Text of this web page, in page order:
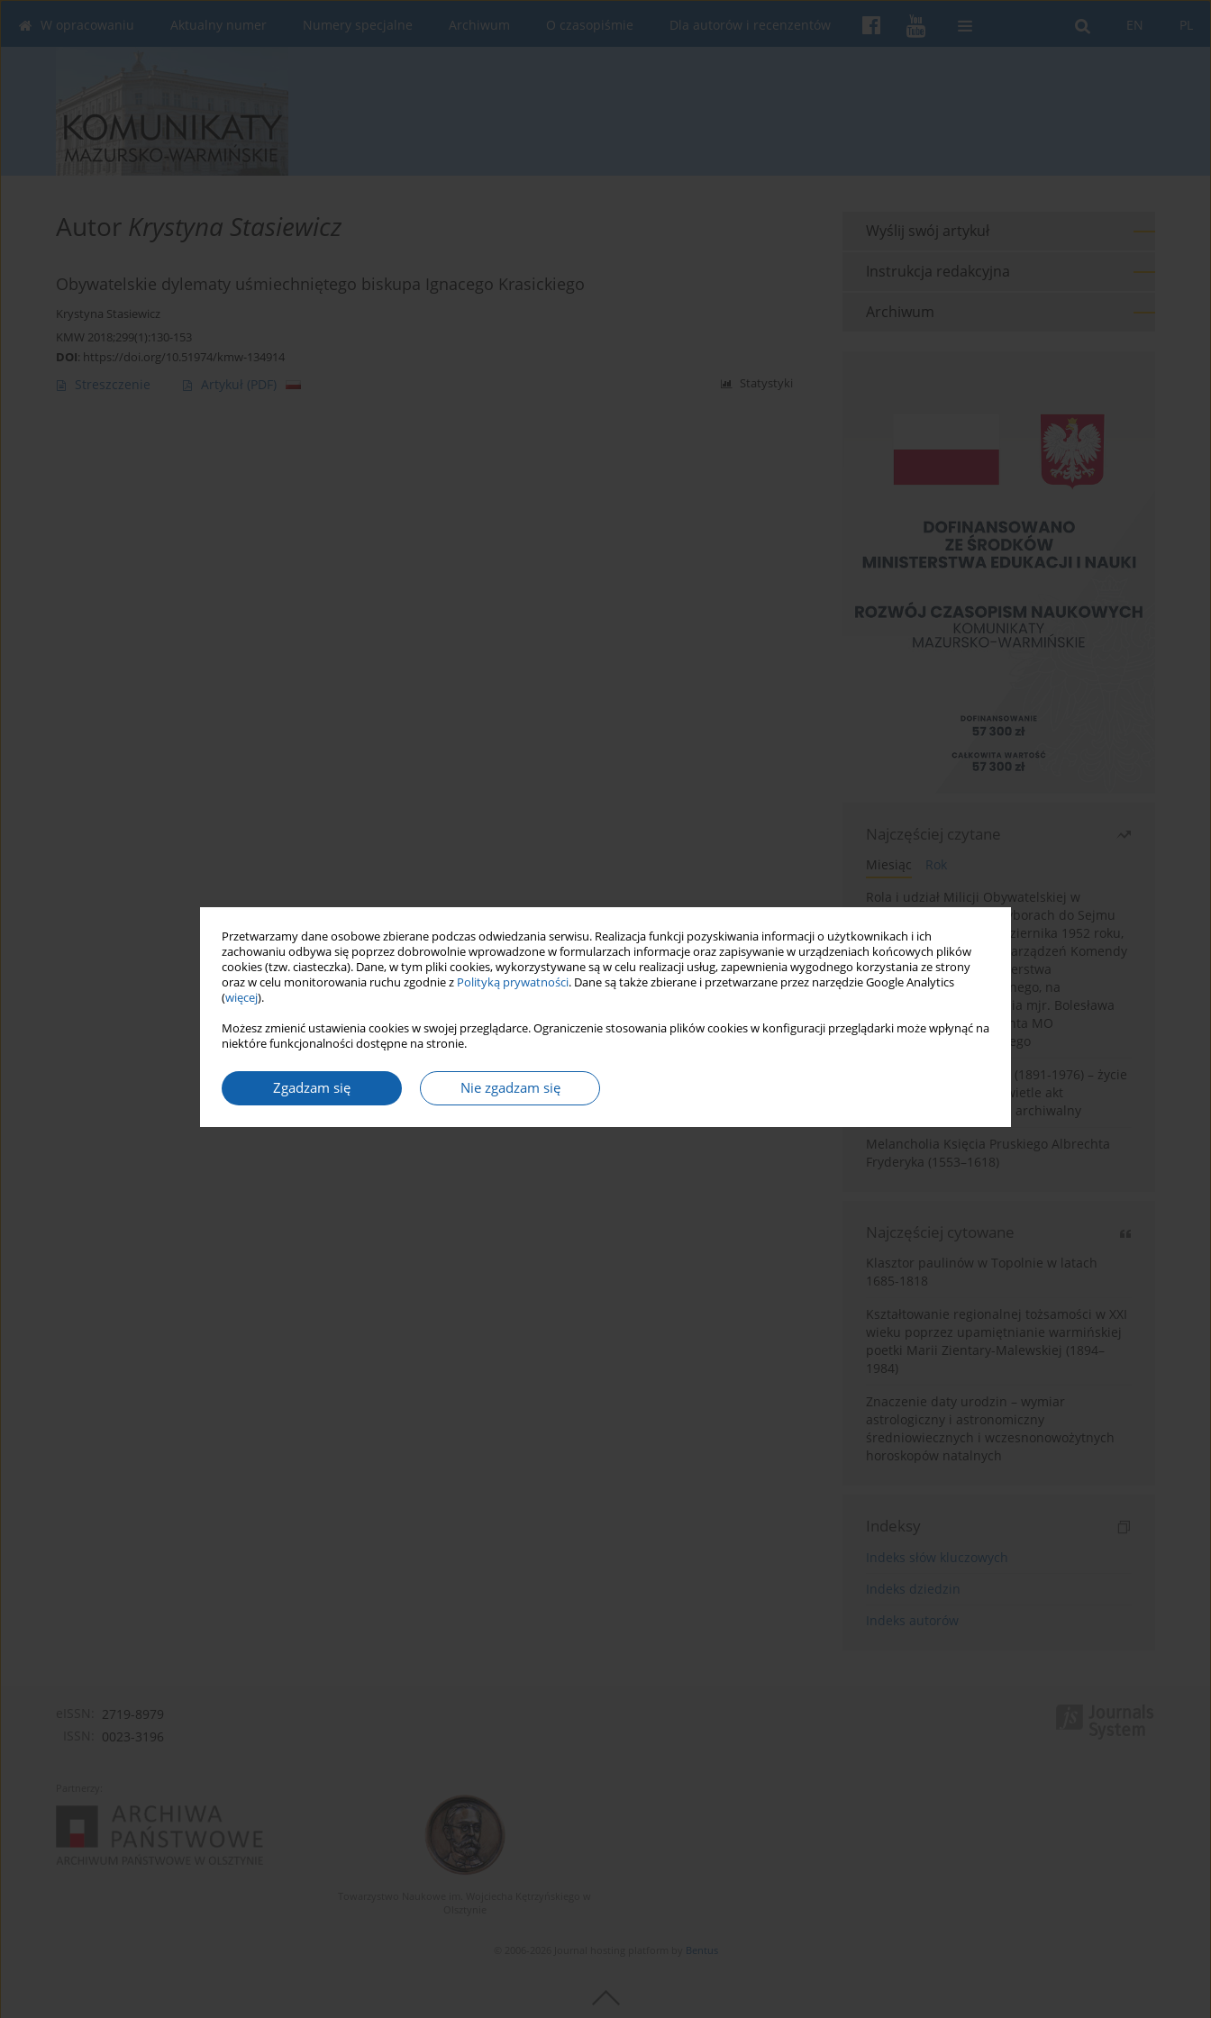
Przetwarzamy dane osobowe zbierane podczas odwiedzania serwisu. Realizacja funkcji pozyskiwania informacji o użytkownikach i ich
zachowaniu odbywa się poprzez dobrowolnie wprowadzone w formularzach informacje oraz zapisywanie w urządzeniach końcowych plików
cookies (tzw. ciasteczka). Dane, w tym pliki cookies, wykorzystywane są w celu realizacji usług, zapewnienia wygodnego korzystania ze strony
oraz w celu monitorowania ruchu zgodnie z Polityką prywatności. Dane są także zbierane i przetwarzane przez narzędzie Google Analytics
(więcej).
Możesz zmienić ustawienia cookies w swojej przeglądarce. Ograniczenie stosowania plików cookies w konfiguracji przeglądarki może wpłynąć na
niektóre funkcjonalności dostępne na stronie.
Zgadzam się Nie zgadzam się
PL
EN
W opracowaniu Aktualny numer Numery specjalne Archiwum O czasopiśmie Dla autorów i recenzentów
Autor Krystyna Stasiewicz
Obywatelskie dylematy uśmiechniętego biskupa Ignacego Krasickiego
Krystyna Stasiewicz
KMW 2018;299(1):130-153
DOI: https://doi.org/10.51974/kmw-134914
Streszczenie Artykuł (PDF) Statystyki
Wyślij swój artykuł
Instrukcja redakcyjna
Archiwum
Najczęściej czytane
Miesiąc
Rok
Rola i udział Milicji Obywatelskiej w
kampanii wyborczej i wyborach do Sejmu
PRL I kadencji z 26 października 1952 roku,
w świetle wytycznych i zarządzeń Komendy
Głównej MO oraz Ministerstwa
Bezpieczeństwa Publicznego, na
przykładzie sprawozdania mjr. Bolesława
Wyszyńskiego komendanta MO
województwa olsztyńskiego
Zygmunt Tadeusz Robel (1891-1976) – życie
i kariera zawodowa w świetle akt
osobowych. Rekonesans archiwalny
Melancholia Księcia Pruskiego Albrechta
Fryderyka (1553–1618)
Najczęściej cytowane
Klasztor paulinów w Topolnie w latach
1685-1818
Kształtowanie regionalnej tożsamości w XXI
wieku poprzez upamiętnianie warmińskiej
poetki Marii Zientary-Malewskiej (1894–
1984)
Znaczenie daty urodzin – wymiar
astrologiczny i astronomiczny
średniowiecznych i wczesnonowożytnych
horoskopów natalnych
Indeksy
Indeks słów kluczowych
Indeks dziedzin
Indeks autorów
2719-8979
0023-3196
Bentus